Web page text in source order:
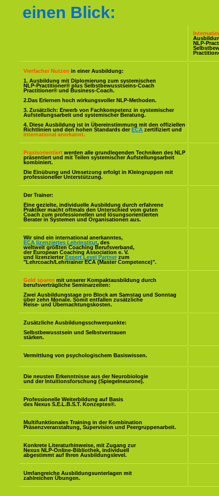
einen Blick:
NLP-
Vierfacher Nutzen in einer Ausbildung:
1. Ausbildung mit Diplomierung zum systemischen
NLP-Practitioner® plus Selbstbewusstseins-Coach
Practitioner® und Business-Coach.
2.Das Erlernen hoch wirkungsvoller NLP-Methoden.
3. Zusätzlich: Erwerb von Fachkompetenz in systemischer
Aufstellungsarbeit und systemischer Beratung.
4. Diese Ausbildung ist in Übereinstimmung mit den offiziellen
Richtlinien und den hohen Standards der ECA zertifiziert und
international anerkannt.
Praxisorientiert werden alle grundlegenden Techniken des NLP
präsentiert und mit Teilen systemischer Aufstellungsarbeit
kombiniert.
Die Einübung und Umsetzung erfolgt in Kleingruppen mit
professioneller Unterstützung.
Der Trainer:
Eine gezielte, individuelle Ausbildung durch erfahrene
Praktiker macht oftmals den Unterschied vom guten
Coach zum professionellen und lösungsorientierten
Berater in Systemen und Organisationen aus.
Wir sind ein international anerkanntes,
ECA lizenziertes Lehrinstitut, des
weltweit größten Coaching Berufsverband,
der European Coaching Association e. V.
und lizenzierter Expert Level Partner zum
"Lehrcoach/Lehrtrainer ECA (Master Competence)".
Geld sparen mit unserer Kompaktausbildung durch
berufsverträgliche Seminarzeiten:
Zwei Ausbildungstage pro Block am Samstag und Sonntag
über zehn Monate. Somit entfallen zusätzliche
Reise- und Übernachtungskosten.
Zusätzliche Ausbildungsschwerpunkte:
Selbstbewusstsein und Selbstvertrauen
stärken.
Vermittlung von psychologischem Basiswissen.
Die neusten Erkenntnisse aus der Neurobiologie
und der Intuitionsforschung (Spiegelneurone).
Professionelle Weiterbildung auf Basis
des Nexus S.E.L.B.S.T. Konzeptes®.
Multifunktionales Training in der Kombination
Präsenzveranstaltung, Supervision und Peergruppenarbeit.
Konkrete Literaturhinweise, mit Zugang zur
Nexus NLP-Online-Bibliothek, individuell
abgestimmt auf Ihren Ausbildungslevel.
Umfangreiche Ausbildungsunterlagen mit
zahlreichen Übungen.